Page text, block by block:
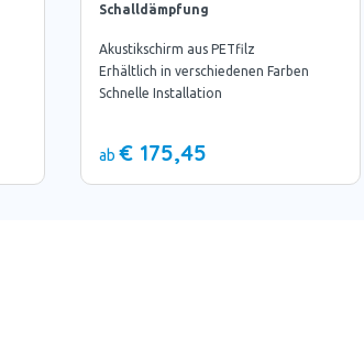
Schalldämpfung
Akustikschirm aus PETfilz
Erhältlich in verschiedenen Farben
Schnelle Installation
ab € 175,45